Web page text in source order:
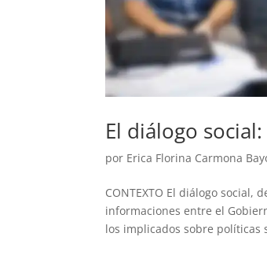
El diálogo
por Erica Florina Carmona
CONTEXTO El diálogo social,
informaciones entre el
los implicados sobre políticas